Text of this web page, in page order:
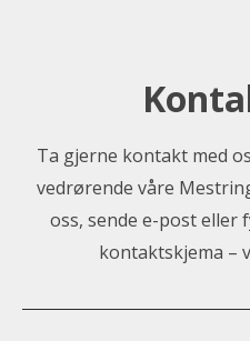
Ta gjerne kontakt med
vedrørende våre
oss, sende e-post eller
kontaktskjema –